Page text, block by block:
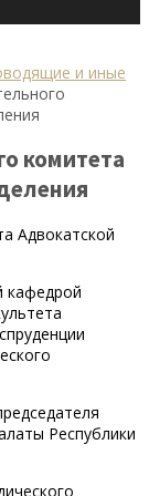
и иные
комитета
Адвокатской
кафедрой
Республики